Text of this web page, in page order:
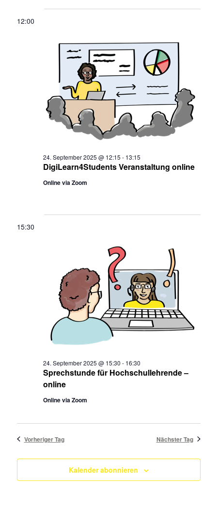
for
September
2025
Such-
12:00
DigiLearn4Students Veranstaltung online
24. September 2025 @ 12:15 - 13:15
Online via Zoom
15:30
Sprechstunde für Hochschullehrende –
online
24. September 2025 @ 15:30 - 16:30
Online via Zoom
Vorheriger Tag Nächster Tag
Kalender abonnieren